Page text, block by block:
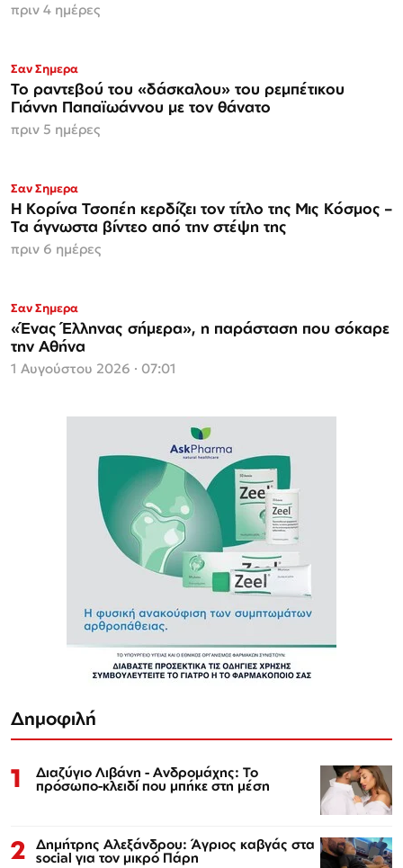
πριν 4 ημέρες
Σαν Σημερα
Το ραντεβού του «δάσκαλου» του ρεμπέτικου
Γιάννη Παπαϊωάννου με τον θάνατο
πριν 5 ημέρες
Σαν Σημερα
Η Κορίνα Τσοπέη κερδίζει τον τίτλο της Μις Κόσμος –
Τα άγνωστα βίντεο από την στέψη της
πριν 6 ημέρες
Σαν Σημερα
«Ένας Έλληνας σήμερα», η παράσταση που σόκαρε
την Αθήνα
1 Αυγούστου 2026 · 07:01
Δημοφιλή
1 Διαζύγιο Λιβάνη - Ανδρομάχης: Το
πρόσωπο-κλειδί που μπήκε στη μέση
2 Δημήτρης Αλεξάνδρου: Άγριος καβγάς στα
social για τον μικρό Πάρη